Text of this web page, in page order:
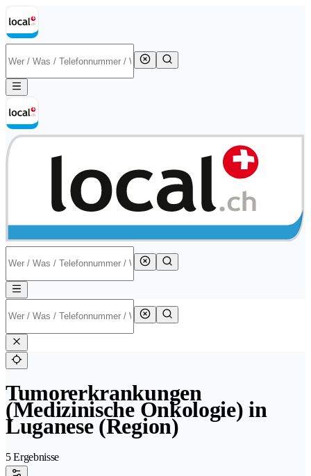
Tumorerkrankungen
(Medizinische Onkologie) in
Luganese (Region)
5 Ergebnisse